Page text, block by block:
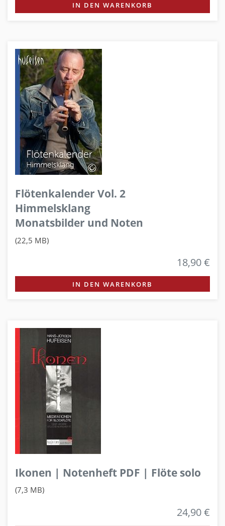
IN DEN WARENKORB
Flötenkalender Vol. 2
Himmelsklang
Monatsbilder und Noten
(22,5 MB)
18,90 €
IN DEN WARENKORB
Ikonen | Notenheft PDF | Flöte solo
(7,3 MB)
24,90 €